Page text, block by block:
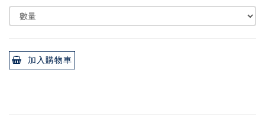
加入購物車